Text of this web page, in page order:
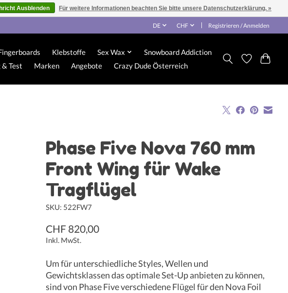
DE CHF Registrieren / Anmelden
Klebstoffe Sex Wax
Snowboard Addiction
Test Marken Angebote Crazy Dude Österreich
Phase Five Nova 760 mm
Front Wing für Wake
Tragflügel
SKU: 522FW7
CHF 820,00
Inkl. MwSt.
Um für unterschiedliche Styles, Wellen und
Gewichtsklassen das optimale Set-Up anbieten zu können,
sind von Phase Five verschiedene Flügel für den Nova Foil
Ausblenden Für weitere Informationen beachten Sie bitte unsere Datenschutzerklärung. »